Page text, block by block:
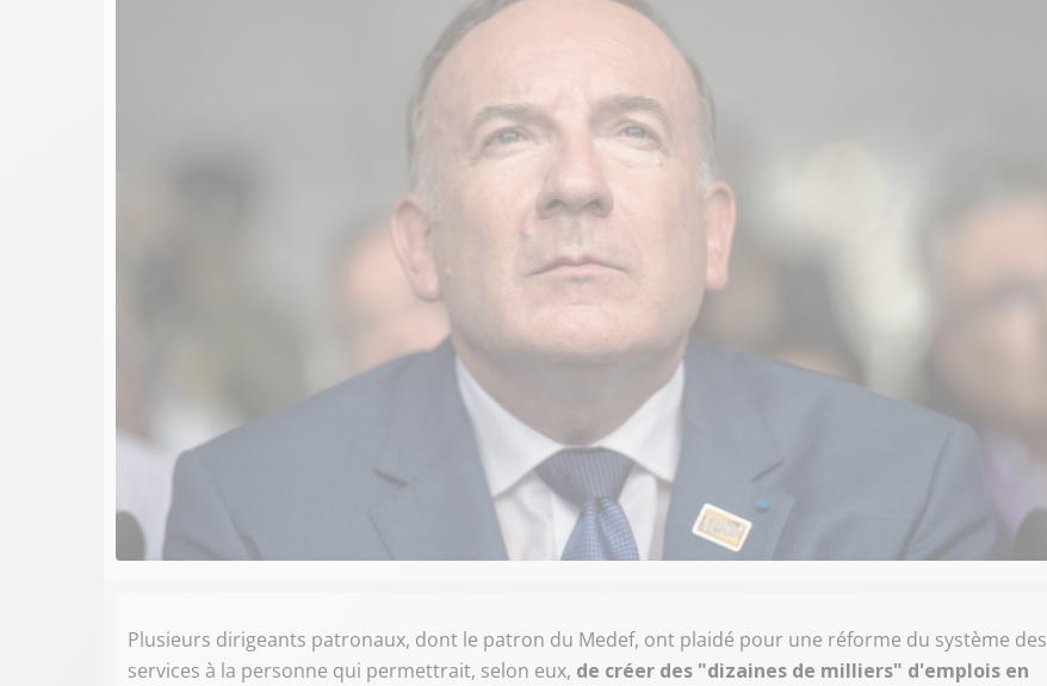
Plusieurs dirigeants patronaux, dont le patron du Medef, ont plaidé pour une réforme du système des
services à la personne qui permettrait, selon eux, de créer des "dizaines de milliers" d'emplois en